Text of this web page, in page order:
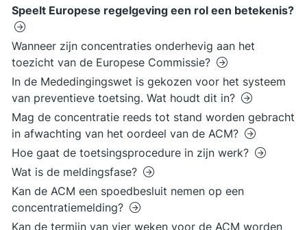
Speelt Europese regelgeving een rol een betekenis?
Wanneer zijn concentraties onderhevig aan het
toezicht van de Europese Commissie?
In de Mededingingswet is gekozen voor het systeem
van preventieve toetsing. Wat houdt dit in?
Mag de concentratie reeds tot stand worden gebracht
in afwachting van het oordeel van de ACM?
Hoe gaat de toetsingsprocedure in zijn werk?
Wat is de meldingsfase?
Kan de ACM een spoedbesluit nemen op een
concentratiemelding?
Kan de termijn van vier weken voor de ACM worden